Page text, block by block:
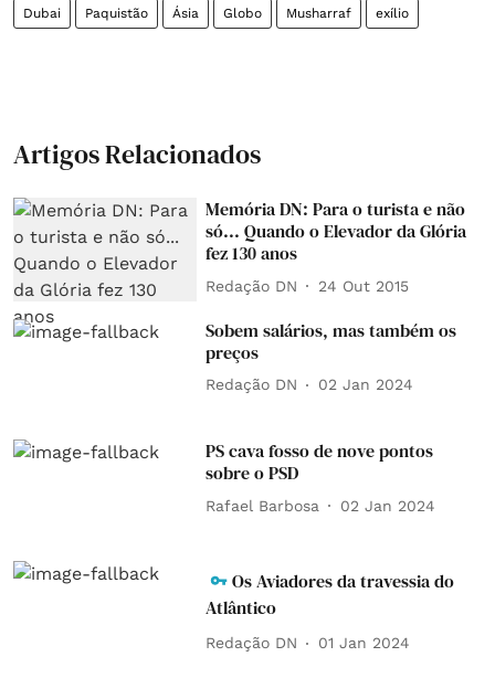
Dubai Paquistão Ásia Globo Musharraf exílio
Artigos Relacionados
Memória DN: Para o turista e não
só... Quando o Elevador da Glória
fez 130 anos
Redação DN 24 Out 2015
Sobem salários, mas também os
preços
Redação DN 02 Jan 2024
PS cava fosso de nove pontos
sobre o PSD
Rafael Barbosa 02 Jan 2024
Os Aviadores da travessia do
Atlântico
Redação DN 01 Jan 2024